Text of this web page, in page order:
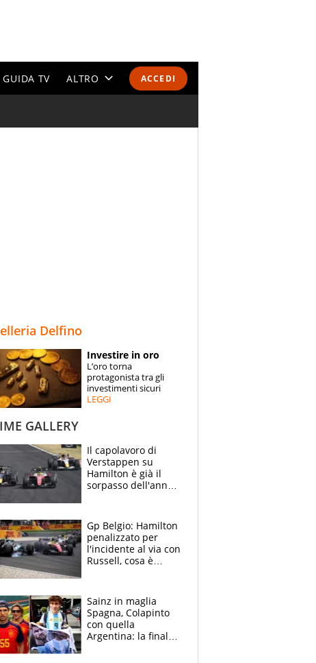
ACCEDI
GUIDA TV ALTRO
ESPERTI
CONTATTI
Delfino
Investire in oro
L’oro torna
protagonista tra gli
investimenti sicuri
LEGGI
GALLERY
Il capolavoro di
Verstappen su
Hamilton è già il
sorpasso dell'anno:
2021
Gp Belgio: Hamilton
penalizzato per
l'incidente al via con
Russell, cosa è
Sainz in maglia
Spagna, Colapinto
con quella
Argentina: la finale